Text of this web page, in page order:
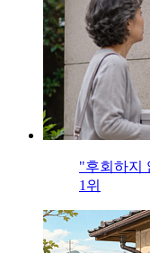
"후회하지
1위